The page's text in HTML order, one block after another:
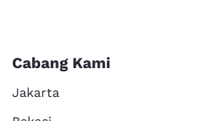
Cabang Kami
Jakarta